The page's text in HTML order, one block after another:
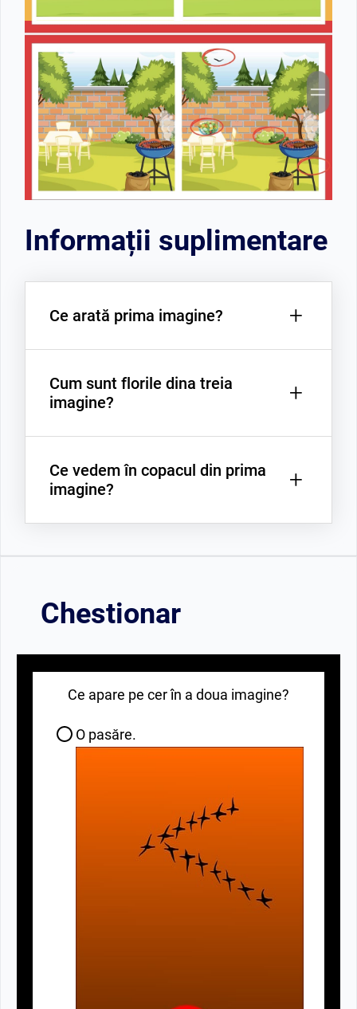
Informații suplimentare
Ce arată prima imagine? +
O pădure.
Cum sunt florile dina treia
imagine?
+
Colorate.
Ce vedem în copacul din prima
imagine?
+
Un cuib cu oua.
Chestionar
Ce apare pe cer în a doua imagine?
O pasăre.